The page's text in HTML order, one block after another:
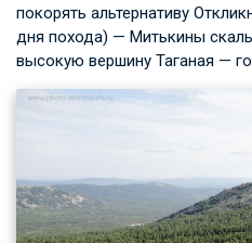
покорять альтернативу
дня похода) — Митькины
высокую вершину Таганая —